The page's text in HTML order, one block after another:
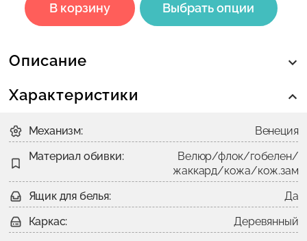
В корзину Выбрать опции
Описание
Характеристики
Механизм:
Венеция
Материал обивки:
Велюр/флок/гобелен/
жаккард/кожа/кож.зам
Ящик для белья:
Да
Каркас:
Деревянный